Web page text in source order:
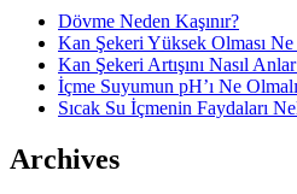
Dövme Neden Kaşınır?
Kan Şekeri Yüksek Olması
Kan Şekeri Artışını Nasıl
İçme Suyumun pH’ı Ne
Sıcak Su İçmenin Faydaları
Archives